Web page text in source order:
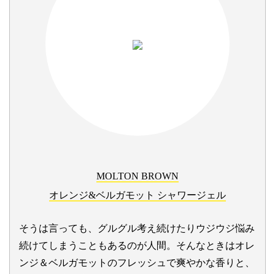
MOLTON BROWN
オレンジ&ベルガモット シャワージェル
そうは言っても、グルグル考え続けたりウジウジ悩み
続けてしまうこともあるのが人間。そんなときはオレ
ンジ＆ベルガモットのフレッシュで爽やかな香りと、